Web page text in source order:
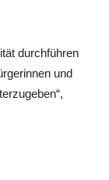
durchführen
und